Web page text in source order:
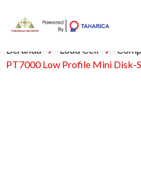
Beranda Load Cell
PT7000 Low Profile Mini Disk-